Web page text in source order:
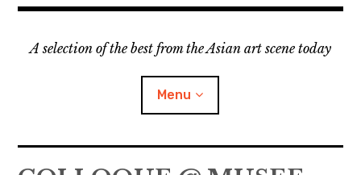
s
a
g
a
A selection of the best from the Asian art scene today
Menu
KEEP AN EYE ON